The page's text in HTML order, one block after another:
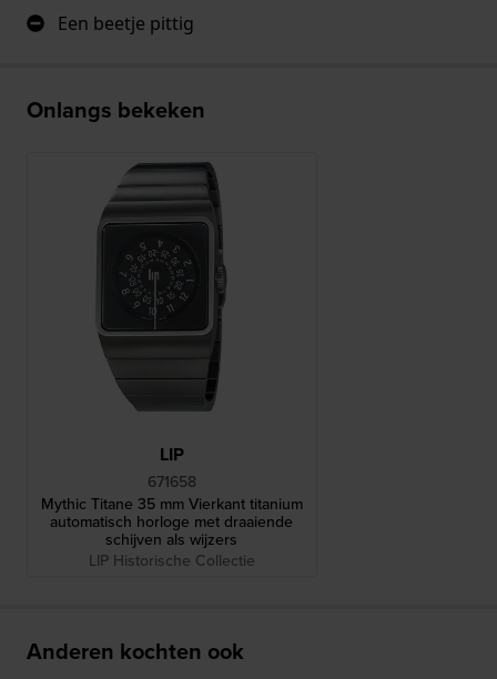
Een beetje pittig
Onlangs bekeken
LIP
671658
Mythic Titane 35 mm Vierkant titanium
automatisch horloge met draaiende
schijven als wijzers
LIP Historische Collectie
Anderen kochten ook